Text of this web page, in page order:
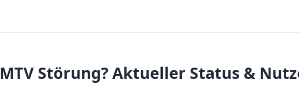
MTV Störung? Aktueller Status &